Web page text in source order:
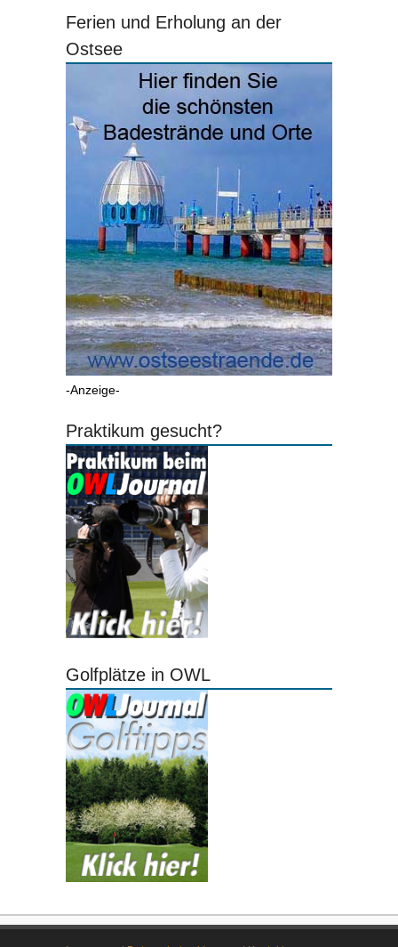
Ferien und Erholung an der
Ostsee
-Anzeige-
Praktikum gesucht?
Golfplätze in OWL